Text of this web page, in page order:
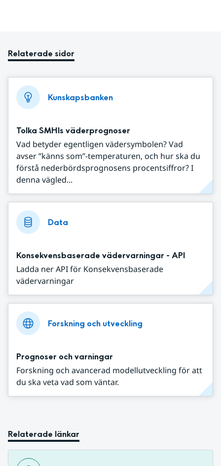
Relaterade sidor
Kunskapsbanken
Tolka SMHIs väderprognoser
Vad betyder egentligen vädersymbolen? Vad
avser ”känns som”-temperaturen, och hur ska du
förstå nederbördsprognosens procentsiffror? I
denna vägled...
Data
Konsekvensbaserade vädervarningar - API
Ladda ner API för Konsekvensbaserade
vädervarningar
Forskning och utveckling
Prognoser och varningar
Forskning och avancerad modellutveckling för att
du ska veta vad som väntar.
Relaterade länkar